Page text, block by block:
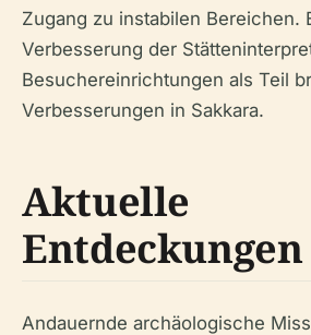
Zugang zu instabilen Bereichen.
Verbesserung der
Besuchereinrichtungen als Teil
Verbesserungen in Sakkara.
Aktuelle
Entdeckungen
Andauernde archäologische